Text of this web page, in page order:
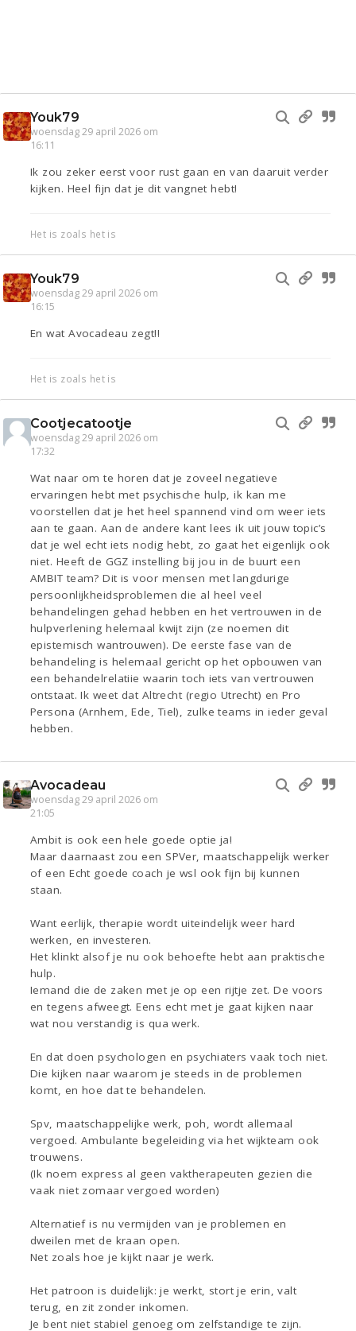
Youk79
woensdag 29 april 2026 om
16:11
Ik zou zeker eerst voor rust gaan en van daaruit verder
kijken. Heel fijn dat je dit vangnet hebt!
Het is zoals het is
Youk79
woensdag 29 april 2026 om
16:15
En wat Avocadeau zegt!!
Het is zoals het is
Cootjecatootje
woensdag 29 april 2026 om
17:32
Wat naar om te horen dat je zoveel negatieve
ervaringen hebt met psychische hulp, ik kan me
voorstellen dat je het heel spannend vind om weer iets
aan te gaan. Aan de andere kant lees ik uit jouw topic’s
dat je wel echt iets nodig hebt, zo gaat het eigenlijk ook
niet. Heeft de GGZ instelling bij jou in de buurt een
AMBIT team? Dit is voor mensen met langdurige
persoonlijkheidsproblemen die al heel veel
behandelingen gehad hebben en het vertrouwen in de
hulpverlening helemaal kwijt zijn (ze noemen dit
epistemisch wantrouwen). De eerste fase van de
behandeling is helemaal gericht op het opbouwen van
een behandelrelatiie waarin toch iets van vertrouwen
ontstaat. Ik weet dat Altrecht (regio Utrecht) en Pro
Persona (Arnhem, Ede, Tiel), zulke teams in ieder geval
hebben.
Avocadeau
woensdag 29 april 2026 om
21:05
Ambit is ook een hele goede optie ja!
Maar daarnaast zou een SPVer, maatschappelijk werker
of een Echt goede coach je wsl ook fijn bij kunnen
staan.
Want eerlijk, therapie wordt uiteindelijk weer hard
werken, en investeren.
Het klinkt alsof je nu ook behoefte hebt aan praktische
hulp.
Iemand die de zaken met je op een rijtje zet. De voors
en tegens afweegt. Eens echt met je gaat kijken naar
wat nou verstandig is qua werk.
En dat doen psychologen en psychiaters vaak toch niet.
Die kijken naar waarom je steeds in de problemen
komt, en hoe dat te behandelen.
Spv, maatschappelijke werk, poh, wordt allemaal
vergoed. Ambulante begeleiding via het wijkteam ook
trouwens.
(Ik noem express al geen vaktherapeuten gezien die
vaak niet zomaar vergoed worden)
Alternatief is nu vermijden van je problemen en
dweilen met de kraan open.
Net zoals hoe je kijkt naar je werk.
Het patroon is duidelijk: je werkt, stort je erin, valt
terug, en zit zonder inkomen.
Je bent niet stabiel genoeg om zelfstandige te zijn.